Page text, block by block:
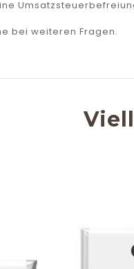
bei weiteren Fragen.